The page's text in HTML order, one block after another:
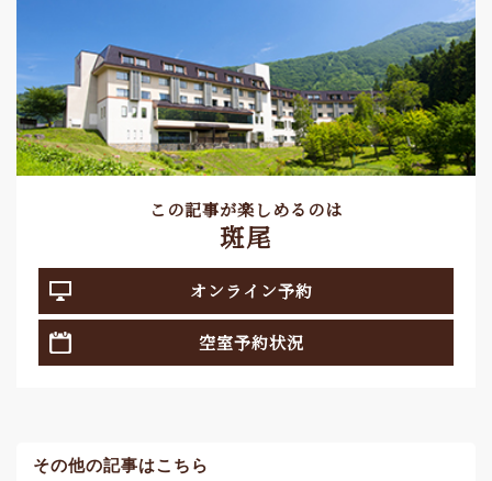
この記事が楽しめるのは
斑尾
オンライン予約
空室予約状況
その他の記事はこちら